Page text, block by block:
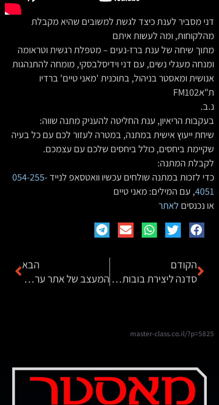
דני מסביר לענת כיצד לגשת למשובים שהיא מקבלת
מהלקוחות, ומה לעשות איתם
מתוך שיחה של ענת ברז-נעים – מטפלת רגשית וטראומה
ומנחה מעגלי נשים, עם דני וידיסלבסקי, מומחה להתנהגות
אנושית ומאסטר בניהול, בתוכנית 'מאני טיים' ברדיו
ת"אFM102
נ.ב.
בעקבות הריאיון, ענת החליטה להעניק מתנה שווה:
שיחת ייעוץ אישית במתנה, במטרה לעזור לכם עם כל בעיה
שקיימת ביחסים, כולל ביחסים שלכם עם עצמכם.
לקבלת המתנה:
כדי לזכות במתנה שולחים עכשיו וואטסאפ לנייד054-255-
4051‏‏‏‏‏‏‏, עם המילים: מאני טיים
או נכנסים לאתר
הקודם
סדנה ליצירת בובות שעוזרת לילדים
הבא
המעצב של אתר ערוץ 13
master-class.co.il/?p=5825